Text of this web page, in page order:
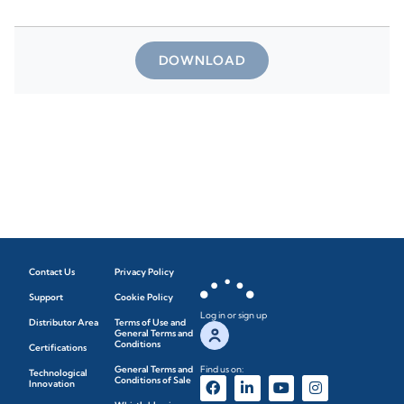
DOWNLOAD
Contact Us
Support
Distributor Area
Certifications
Technological
Innovation
Privacy Policy
Cookie Policy
Terms of Use and
General Terms and
Conditions
General Terms and
Conditions of Sale
Log in or sign up
Find us on: